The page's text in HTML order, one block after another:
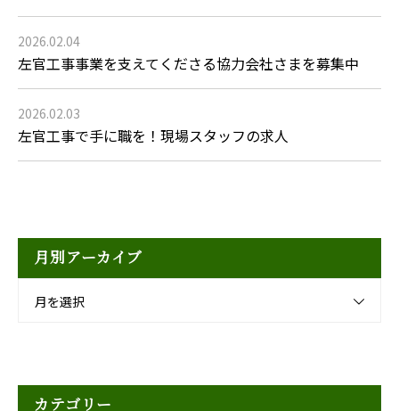
2026.02.04
左官工事事業を支えてくださる協力会社さまを募集中
2026.02.03
左官工事で手に職を！現場スタッフの求人
月別アーカイブ
月を選択
カテゴリー